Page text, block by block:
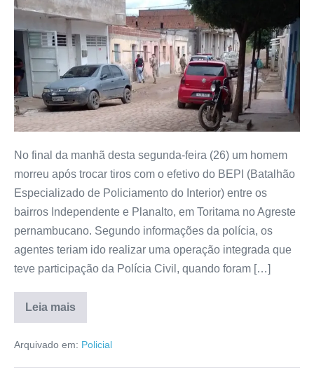
No final da manhã desta segunda-feira (26) um homem
morreu após trocar tiros com o efetivo do BEPI (Batalhão
Especializado de Policiamento do Interior) entre os
bairros Independente e Planalto, em Toritama no Agreste
pernambucano. Segundo informações da polícia, os
agentes teriam ido realizar uma operação integrada que
teve participação da Polícia Civil, quando foram […]
Leia mais
Arquivado em: Policial